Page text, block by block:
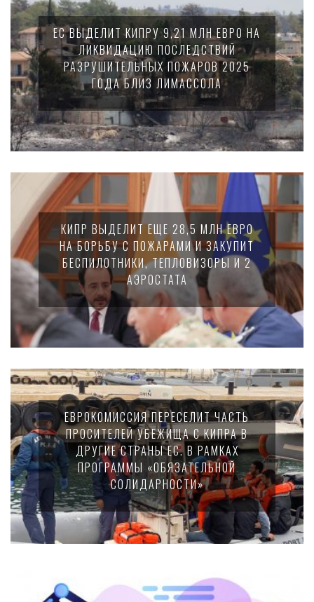
ЕС ВЫДЕЛИТ КИПРУ 9,21 МЛН ЕВРО НА
ЛИКВИДАЦИЮ ПОСЛЕДСТВИЙ
РАЗРУШИТЕЛЬНЫХ ПОЖАРОВ 2025
ГОДА БЛИЗ ЛИМАССОЛА
КИПР ВЫДЕЛИТ ЕЩЕ 28,5 МЛН ЕВРО
НА БОРЬБУ С ПОЖАРАМИ И ЗАКУПИТ
БЕСПИЛОТНИКИ, ТЕПЛОВИЗОРЫ И 2
АЭРОСТАТА
ЕВРОКОМИССИЯ ПЕРЕСЕЛИТ ЧАСТЬ
ПРОСИТЕЛЕЙ УБЕЖИЩА С КИПРА В
ДРУГИЕ СТРАНЫ ЕС. В РАМКАХ
ПРОГРАММЫ «ОБЯЗАТЕЛЬНОЙ
СОЛИДАРНОСТИ»